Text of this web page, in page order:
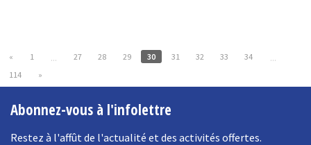
« 1 ... 27 28 29 30 31 32 33 34
...
114
»
Abonnez-vous à l'infolettre
Restez à l'affût de l'actualité et des activités offertes.